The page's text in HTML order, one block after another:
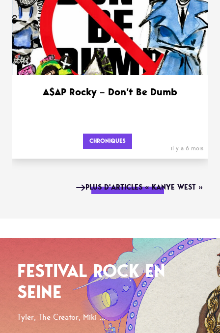
A$AP Rocky – Don’t Be Dumb
CHRONIQUES
il y a 6 mois
PLUS D'ARTICLES « KANYE WEST »
FESTIVAL ROCK EN
SEINE
Tyler, The Creator, Miki ...